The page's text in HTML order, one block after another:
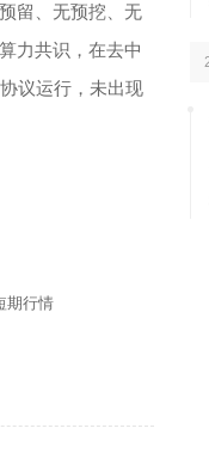
留、无预挖、无
力共识，在去中
议运行，未出现
期行情